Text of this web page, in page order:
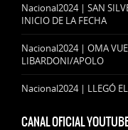
Nacional2024 | SAN
INICIO DE LA FECHA
Nacional2024 | OMA
LIBARDONI/APOLO
Nacional2024 | LLEGÓ EL
CANAL OFICIAL